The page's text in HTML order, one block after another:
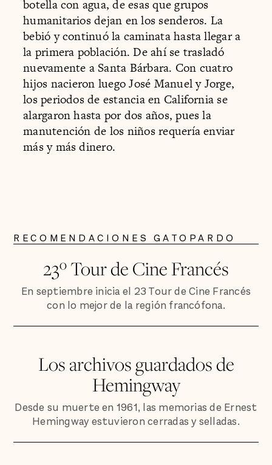
botella con agua, de esas que grupos
humanitarios dejan en los senderos. La
bebió y continuó la caminata hasta llegar a
la primera población. De ahí se trasladó
nuevamente a Santa Bárbara. Con cuatro
hijos nacieron luego José Manuel y Jorge,
los periodos de estancia en California se
alargaron hasta por dos años, pues la
manutención de los niños requería enviar
más y más dinero.
RECOMENDACIONES GATOPARDO
23º Tour de Cine Francés
En septiembre inicia el 23 Tour de Cine Francés
con lo mejor de la región francófona.
Los archivos guardados de
Hemingway
Desde su muerte en 1961, las memorias de Ernest
Hemingway estuvieron cerradas y selladas.